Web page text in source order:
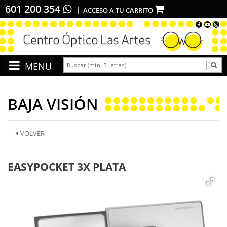
601 200 354 ACCESO A TU CARRITO
BAJA VISIÓN
VOLVER
EASYPOCKET 3X PLATA